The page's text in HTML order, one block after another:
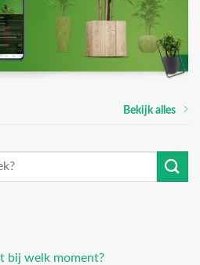
Bekijk alles
bij welk moment?